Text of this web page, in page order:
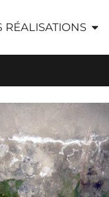
RÉALISATIONS